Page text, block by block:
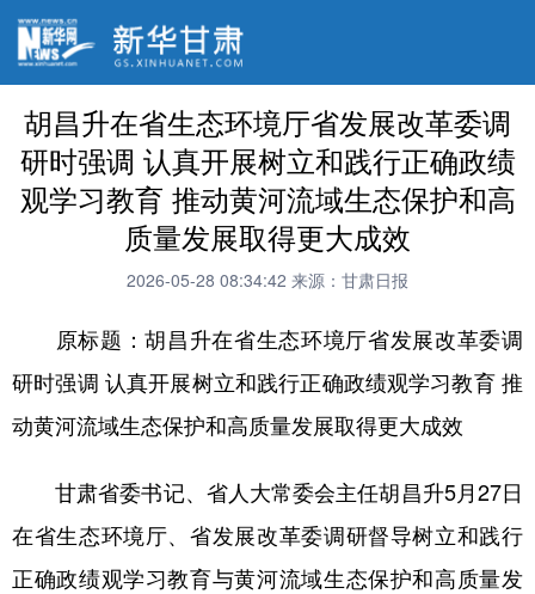
胡昌升在省生态环境厅省发展改革委调
研时强调 认真开展树立和践行正确政绩
观学习教育 推动黄河流域生态保护和高
质量发展取得更大成效
2026-05-28 08:34:42 来源：甘肃日报
原标题：胡昌升在省生态环境厅省发展改革委调
研时强调 认真开展树立和践行正确政绩观学习教育 推
动黄河流域生态保护和高质量发展取得更大成效
甘肃省委书记、省人大常委会主任胡昌升5月27日
在省生态环境厅、省发展改革委调研督导树立和践行
正确政绩观学习教育与黄河流域生态保护和高质量发